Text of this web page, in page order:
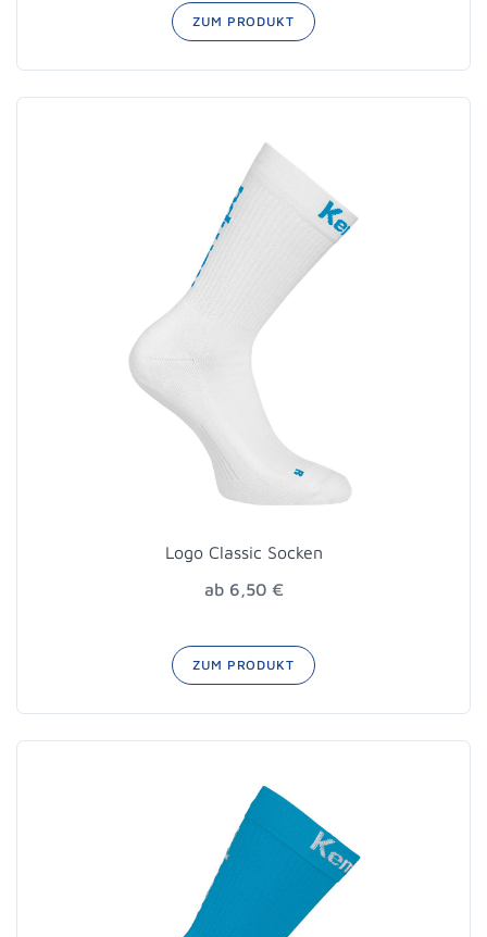
ZUM PRODUKT
Logo Classic Socken
ab 6,50 €
ZUM PRODUKT